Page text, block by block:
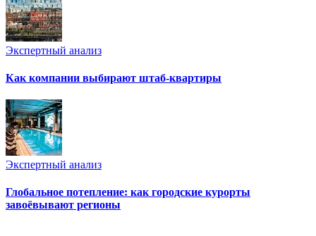
Экспертный анализ
Как компании выбирают штаб-квартиры
Экспертный анализ
Глобальное потепление: как городские курорты
завоёвывают регионы